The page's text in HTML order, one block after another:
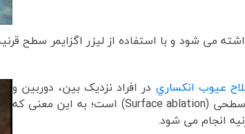
می شود و با استفاده از لیزر اگزایمر
عيوب انکساري در افراد نزديک بين، دوربين و
آستيگمات استفاده مي شود. این عمل جزو روش های جراحی رفرکتیو سطحی (Surface ablation) است؛ به این معنی که
انجام می شود.